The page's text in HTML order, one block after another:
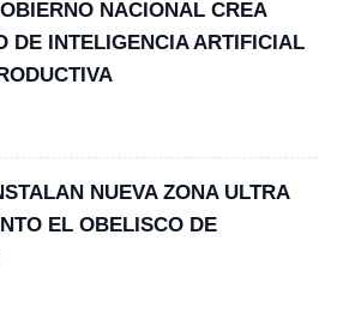
NACIONAL CREA
DE INTELIGENCIA ARTIFICIAL
NUEVA ZONA ULTRA
EL OBELISCO DE